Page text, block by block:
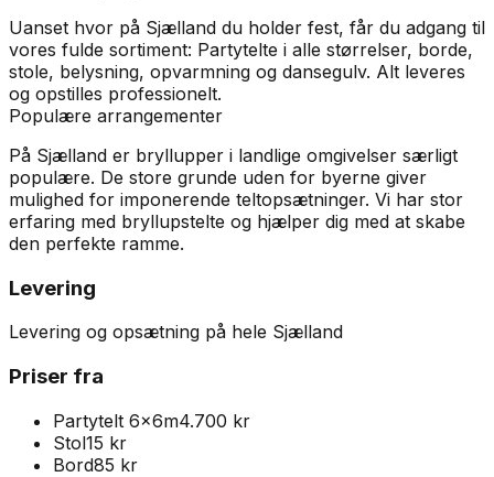
Uanset hvor på Sjælland du holder fest, får du adgang til
vores fulde sortiment: Partytelte i alle størrelser, borde,
stole, belysning, opvarmning og dansegulv. Alt leveres
og opstilles professionelt.
Populære arrangementer
På Sjælland er bryllupper i landlige omgivelser særligt
populære. De store grunde uden for byerne giver
mulighed for imponerende teltopsætninger. Vi har stor
erfaring med bryllupstelte og hjælper dig med at skabe
den perfekte ramme.
Levering
Levering og opsætning på hele Sjælland
Priser fra
Partytelt 6x6m4.700 kr
Stol15 kr
Bord85 kr